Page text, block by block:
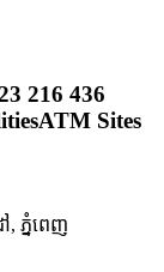
216 436
Sites
, ភ្នំពេញ